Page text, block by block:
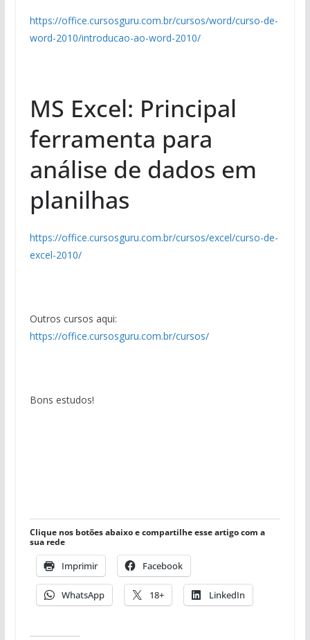
https://office.cursosguru.com.br/cursos/word/curso-de-
word-2010/introducao-ao-word-2010/
MS Excel: Principal
ferramenta para
análise de dados em
planilhas
https://office.cursosguru.com.br/cursos/excel/curso-de-
excel-2010/
Outros cursos aqui:
https://office.cursosguru.com.br/cursos/
Bons estudos!
Clique nos botões abaixo e compartilhe esse artigo com a
sua rede
Imprimir Facebook
WhatsApp 18+ LinkedIn